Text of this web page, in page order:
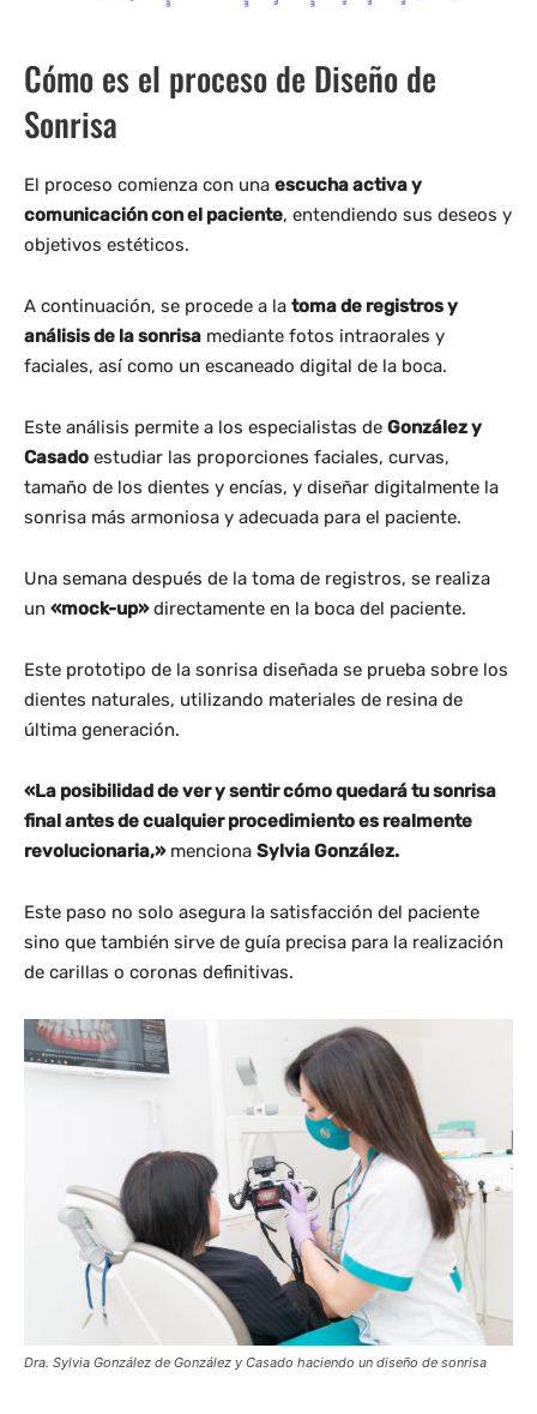
Cómo es el proceso de Diseño de
Sonrisa
El proceso comienza con una escucha activa y
comunicación con el paciente, entendiendo sus deseos y
objetivos estéticos.
A continuación, se procede a la toma de registros y
análisis de la sonrisa mediante fotos intraorales y
faciales, así como un escaneado digital de la boca.
Este análisis permite a los especialistas de González y
Casado estudiar las proporciones faciales, curvas,
tamaño de los dientes y encías, y diseñar digitalmente la
sonrisa más armoniosa y adecuada para el paciente.
Una semana después de la toma de registros, se realiza
un «mock-up»directamente en la boca del paciente.
Este prototipo de la sonrisa diseñada se prueba sobre los
dientes naturales, utilizando materiales de resina de
última generación.
«La posibilidad de ver y sentir cómo quedará tu sonrisa
final antes de cualquier procedimiento es realmente
revolucionaria,»menciona Sylvia González.
Este paso no solo asegura la satisfacción del paciente
sino que también sirve de guía precisa para la realización
de carillas o coronas definitivas.
Dra. Sylvia González de González y Casado haciendo un diseño de sonrisa